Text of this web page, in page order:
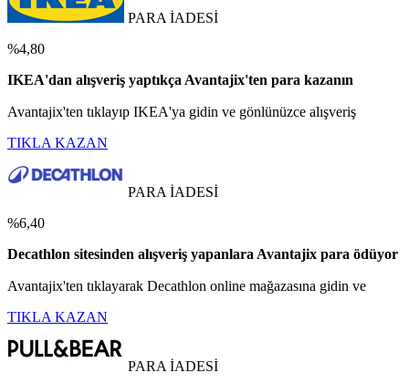
PARA İADESİ
%4,80
IKEA'dan alışveriş yaptıkça Avantajix'ten para kazanın
Avantajix'ten tıklayıp IKEA'ya gidin ve gönlünüzce alışveriş
TIKLA KAZAN
PARA İADESİ
%6,40
Decathlon sitesinden alışveriş yapanlara Avantajix para ödüyor
Avantajix'ten tıklayarak Decathlon online mağazasına gidin ve
TIKLA KAZAN
PARA İADESİ